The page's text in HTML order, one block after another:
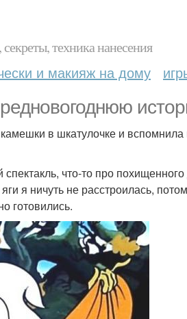
техника нанесения
и макияж на дому
в шкатулочке и
что-то про
я ничуть не расстроилась,
готовились.